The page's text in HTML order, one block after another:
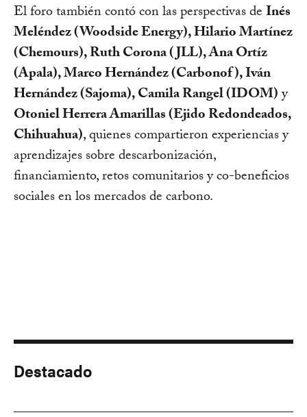
El foro también contó con las perspectivas deInés
Meléndez (Woodside Energy), Hilario Martínez
(Chemours), Ruth Corona (JLL), Ana Ortíz
(Apala), Marco Hernández (Carbonof), Iván
Hernández (Sajoma), Camila Rangel (IDOM)y
Otoniel Herrera Amarillas (Ejido Redondeados,
Chihuahua), quienes compartieron experiencias y
aprendizajes sobre descarbonización,
financiamiento, retos comunitarios y co-beneficios
sociales en los mercados de carbono.
Destacado